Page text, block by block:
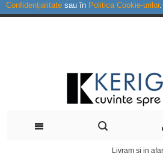
Confidențialitate sau în Politica Cookie-urilor.
Livram si in